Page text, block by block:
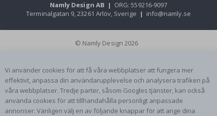
Namly Design AB | ORG: 559216-9097
Terminalgatan 9, 23261 Arlöv, Sverige | info@namly.se
© Namly Design 2026
Vi använder cookies för att få våra webbplatser att fungera mer
effektivt, anpassa din användarupplevelse och analysera trafiken på
våra webbplatser. Tredje parter, såsom Googles tjänster, kan också
använda cookies för att tillhandahålla personligt anpassade
annonser. Vänligen välj en av följande knappar för att ange dina